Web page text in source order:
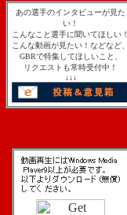
あの選手のインタビューが見た
い！
こんなこと選手に聞いてほしい！
こんな動画が見たい！などなど、
GBRで特集してほしいこと、
リクエストも常時受付中！
↓↓↓